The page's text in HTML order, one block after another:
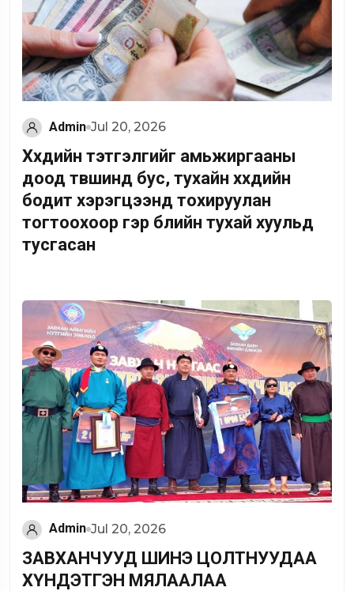
Admin Jul 20, 2026
Хүүхдийн тэтгэлгийг амьжиргааны
доод түвшинд бус, тухайн хүүхдийн
бодит хэрэгцээнд тохируулан
тогтоохоор гэр бүлийн тухай хуульд
тусгасан
Admin Jul 20, 2026
ЗАВХАНЧУУД ШИНЭ ЦОЛТНУУДАА
ХҮНДЭТГЭН МЯЛААЛАА